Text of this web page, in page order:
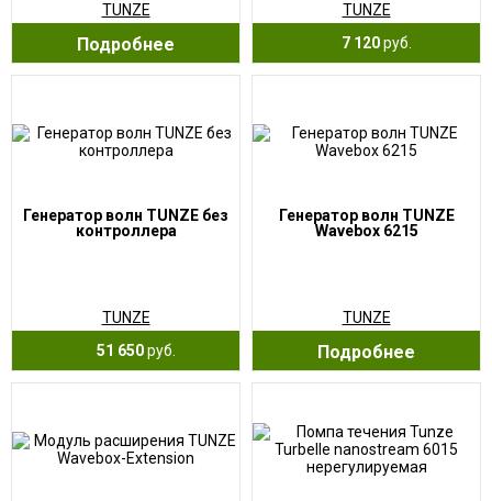
TUNZE
Подробнее
TUNZE
7 120руб.
Генератор волн TUNZE без
контроллера
TUNZE
51 650руб.
Генератор волн TUNZE
Wavebox 6215
TUNZE
Подробнее